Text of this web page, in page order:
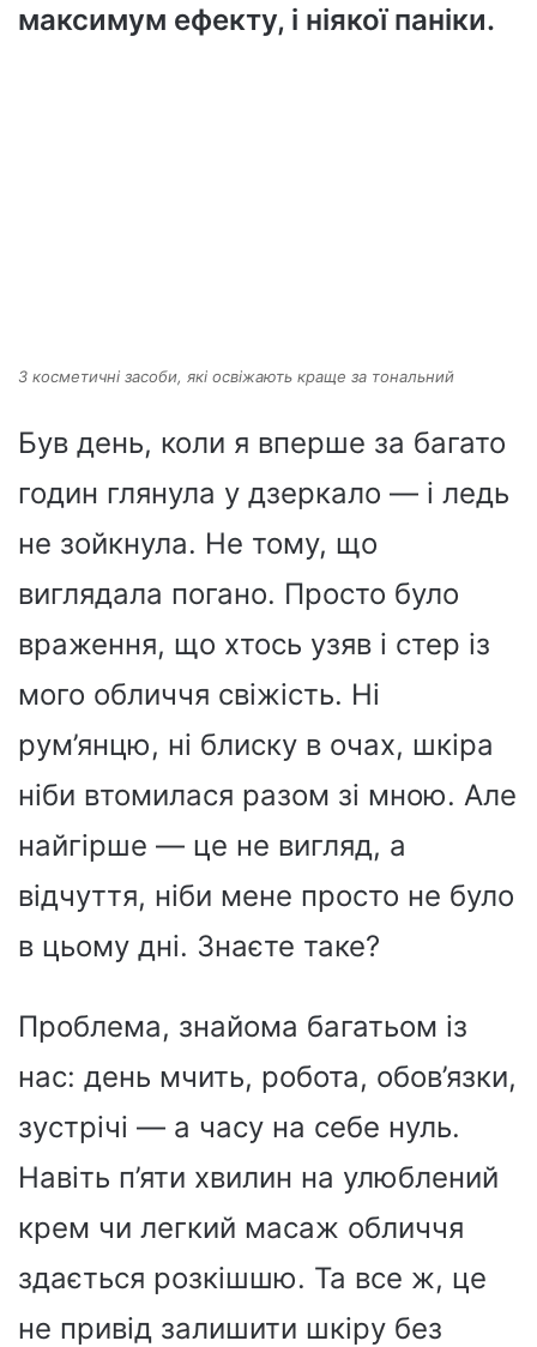
максимум ефекту, і ніякої паніки.
3 косметичні засоби, які освіжають краще за тональний
Був день, коли я вперше за багато
годин глянула у дзеркало — і ледь
не зойкнула. Не тому, що
виглядала погано. Просто було
враження, що хтось узяв і стер із
мого обличчя свіжість. Ні
рум’янцю, ні блиску в очах, шкіра
ніби втомилася разом зі мною. Але
найгірше — це не вигляд, а
відчуття, ніби мене просто не було
в цьому дні. Знаєте таке?
Проблема, знайома багатьом із
нас: день мчить, робота, обов’язки,
зустрічі — а часу на себе нуль.
Навіть п’яти хвилин на улюблений
крем чи легкий масаж обличчя
здається розкішшю. Та все ж, це
не привід залишити шкіру без